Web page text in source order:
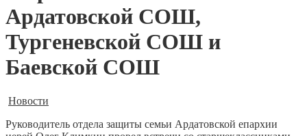
Ардатовской СОШ,
Тургеневской СОШ и
Баевской СОШ
Новости
Руководитель отдела защиты семьи Ардатовской епархии